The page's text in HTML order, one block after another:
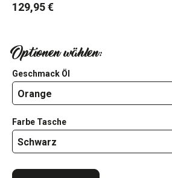
129,95 €
Optionen wählen:
Geschmack Öl
Farbe Tasche